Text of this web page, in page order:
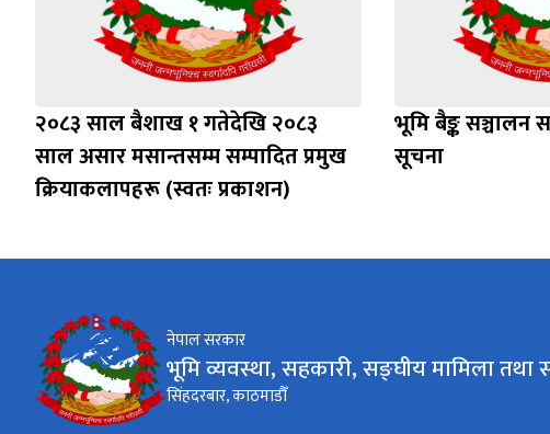
२०८३ साल बैशाख १ गतेदेखि २०८३
साल असार मसान्तसम्म सम्पादित प्रमुख
क्रियाकलापहरू (स्वतः प्रकाशन)
भूमि बैङ्क सञ्चालन
सूचना
नेपाल सरकार
भूमि व्यवस्था, सहकारी, सङ्घीय मामिला तथा
सिंहदरबार, काठमाडौँ